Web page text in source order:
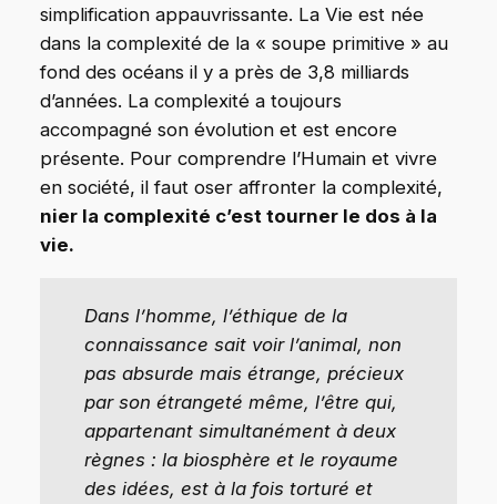
simplification appauvrissante. La Vie est née
dans la complexité de la « soupe primitive » au
fond des océans il y a près de 3,8 milliards
d’années. La complexité a toujours
accompagné son évolution et est encore
présente. Pour comprendre l’Humain et vivre
en société, il faut oser affronter la complexité,
nier la complexité c’est tourner le dos à la
vie.
Dans l’homme, l’éthique de la
connaissance sait voir l’animal, non
pas absurde mais étrange, précieux
par son étrangeté même, l’être qui,
appartenant simultanément à deux
règnes : la biosphère et le royaume
des idées, est à la fois torturé et